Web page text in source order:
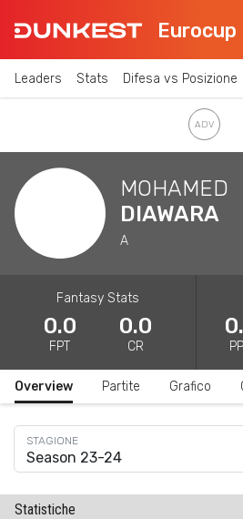
Eurocup
Leaders Stats Difesa vs Posizione
MOHAMED
DIAWARA
A
Fantasy Stats
0.0
FPT
0.0
CR
Overview Partite Grafico
Season 23-24
Statistiche